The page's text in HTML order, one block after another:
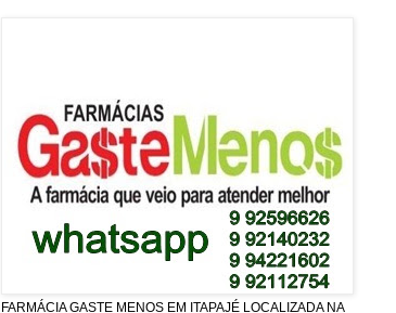
FARMÁCIA GASTE MENOS EM ITAPAJÉ LOCALIZADA NA